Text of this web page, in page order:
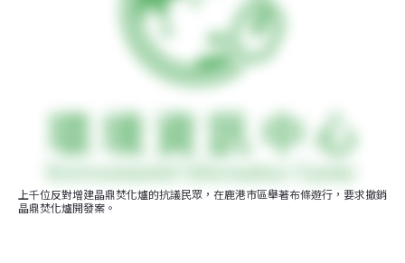
上千位反對增建晶鼎焚化爐的抗議民眾，在鹿港市區舉著布條遊行，要求撤銷
晶鼎焚化爐開發案。